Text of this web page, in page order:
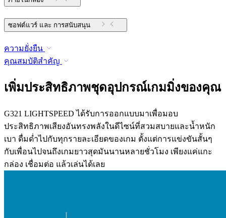
ซอฟต์แวร์ และ การสนับสนุน
ความยั่งยืน
คุณสมบัติสำคัญ
เพิ่มประสิทธิภาพชุดอุปกรณ์เกมมิ่งของคุณ
G321 LIGHTSPEED ได้รับการออกแบบมาเพื่อมอบ
ประสิทธิภาพเสียงอันทรงพลังในดีไซน์ที่สวมสบายและน้ำหนัก
เบา ดื่มด่ำไปกับทุกรายละเอียดของเกม ตั้งแต่การแข่งขันสั้นๆ
กับเพื่อนไปจนถึงเกมยาวสุดมันนานหลายชั่วโมง เพียงแค่แกะ
กล่อง เชื่อมต่อ แล้วเล่นได้เลย